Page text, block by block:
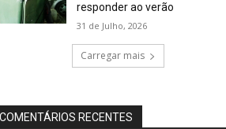
responder ao verão
31 de Julho, 2026
Carregar mais
COMENTÁRIOS RECENTES